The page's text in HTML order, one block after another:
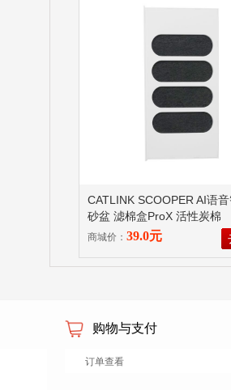
CATLINK SCOOPER AI语
砂盆 滤棉盒ProX 活性炭棉
商城价： 39.0元
购物与支付
订单查看